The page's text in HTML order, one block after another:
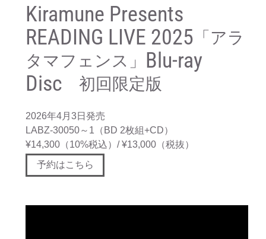
Kiramune Presents
READING LIVE 2025 「アラ
タマフェンス」 Blu-ray
Disc 初回限定版
2026年4月3日発売
LABZ-30050～1（BD 2枚組+CD）
¥14,300（10%税込）/ ¥13,000（税抜）
予約はこちら